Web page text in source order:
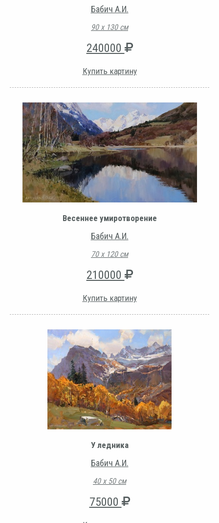
Бабич А.И.
90 х 130 см
240000
Купить картину
Весеннее умиротворение
Бабич А.И.
70 х 120 см
210000
Купить картину
У ледника
Бабич А.И.
40 х 50 см
75000